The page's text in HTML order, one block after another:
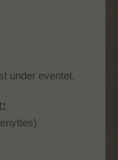
under eventet.